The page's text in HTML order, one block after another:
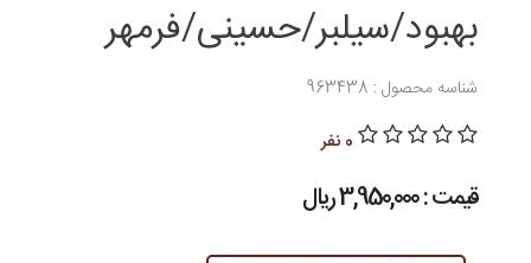
بهبود/سیلبر/حسینی/فرمهر
شناسه محصول : 963438
0 نفر
قیمت : 3,950,000 ريال